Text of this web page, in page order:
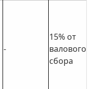
-
15% от
валового
сбора